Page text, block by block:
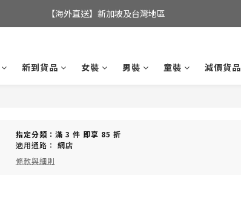
全店滿$350，即可享港澳地區免運費;
【海外直送】新加坡及台灣地區
新到貨品 女裝 男裝 童裝 減價貨品
指定分類：滿 3 件 即享 85 折
適用通路： 網店
條款與細則